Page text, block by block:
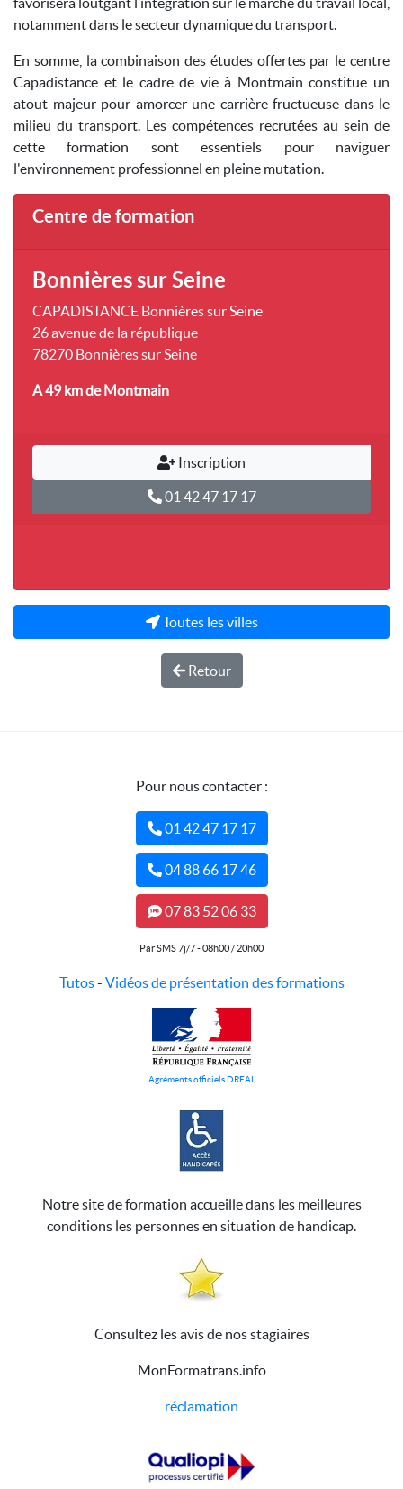
notamment dans le secteur dynamique du transport.
En somme, la combinaison des études offertes par le centre
Capadistance et le cadre de vie à Montmain constitue un
atout majeur pour amorcer une carrière fructueuse dans le
milieu du transport. Les compétences recrutées au sein de
cette formation sont essentiels pour naviguer
l'environnement professionnel en pleine mutation.
Centre de formation
Bonnières sur Seine
CAPADISTANCE Bonnières sur Seine
26 avenue de la république
78270 Bonnières sur Seine
A 49 kmde Montmain
Inscription
01 42 47 17 17
Toutes les villes
Retour
Pour nous contacter :
01 42 47 17 17
04 88 66 17 46
07 83 52 06 33
Par SMS 7j/7 - 08h00 / 20h00
Tutos- Vidéos de présentation des formations
Agréments officiels DREAL
Notre site de formation accueille dans les meilleures
conditions les personnes en situation de handicap.
Consultez les avis de nos stagiaires
MonFormatrans.info
réclamation